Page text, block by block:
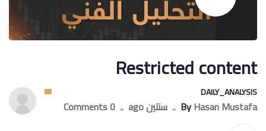
Restricted content
DAILY_ANALYSIS
ByHasan Mustafa
.. سنتين ago ..
0 Comments